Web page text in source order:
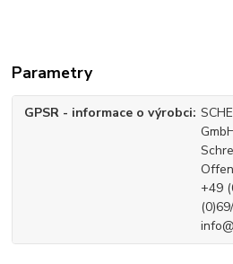
Parametry
GPSR - informace o výrobci
+49